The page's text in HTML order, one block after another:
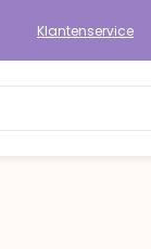
Klantenservice